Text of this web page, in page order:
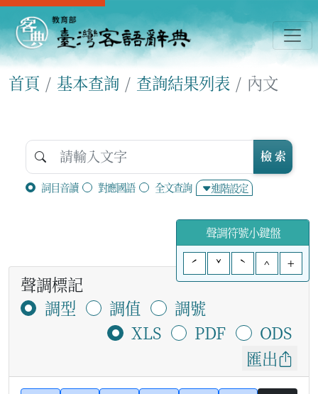
首頁 基本查詢 查詢結果列表 內文
詞目音讀 對應國語 全文查詢 進階設定
檢 索
聲調符號小鍵盤
ˊ
ˇ ˋ ^ +
聲調標記
調型
調值
調號
XLS
PDF
ODS
匯出